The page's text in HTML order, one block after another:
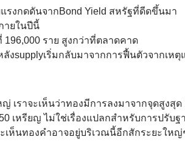
รงกดดันจากBond Yield สหรัฐที่ดีดขึ้นมา
ายในปีนี้
ราย สูงกว่าที่ตลาดคาด
งsupplyเริ่มกลับมาจากการฟื้นตัวจากเห
เราจะเห็นว่าทองมีการลงมาจากจุดสูงสุ
เหรียญ ไม่ใช่เรื่องแปลกสำหรับการปรับ
ห็นทองคำอาจอยู่บริเวณนี้อีกสักระยะให